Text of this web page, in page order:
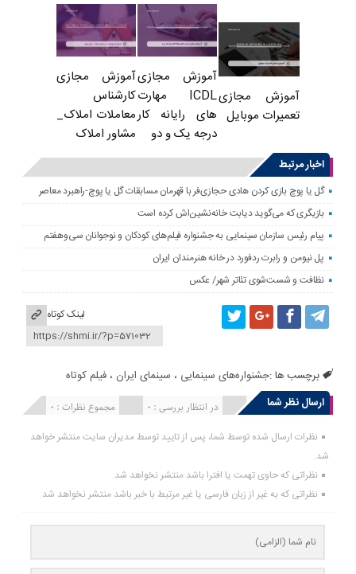
آموزش مجازی
تعمیرات موبایل
آموزش مجازی
ICDL مهارت
های رایانه کار
درجه یک و دو
آموزش مجازی
کارشناس
معاملات املاک_
مشاور املاک
اخبار مرتبط
گل یا پوچ بازی کردن هادی حجازی‌فر با قهرمان مسابقات گل یا پوچ-راهبرد معاصر
بازیگری که می‌گوید دیابت خانه‌نشین‌اش کرده است
پیام رئیس سازمان سینمایی به جشنواره فیلم‌های کودکان و نوجوانان سی‌وهفتم
پل نیومن و رابرت ردفورد در خانه هنرمندان ایران
نظافت و شست‌شوی تئاتر شهر/ عکس
لینک کوتاه
برچسب ها :جشنواره‌های سینمایی ، سینمای ایران ،فیلم کوتاه
ارسال نظر شما
مجموع نظرات : 0 در انتظار بررسی : 0 انتشار یافته : 0
نظرات ارسال شده توسط شما، پس از تایید توسط مدیران سایت منتشر خواهد
شد.
نظراتی که حاوی تهمت یا افترا باشد منتشر نخواهد شد.
نظراتی که به غیر از زبان فارسی یا غیر مرتبط با خبر باشد منتشر نخواهد شد.